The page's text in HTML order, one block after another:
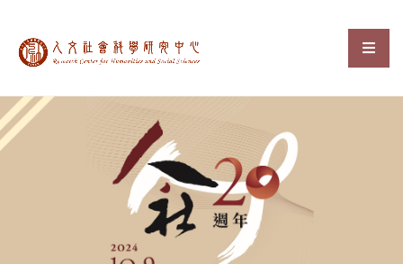
中央研究院人文社會科選
:::